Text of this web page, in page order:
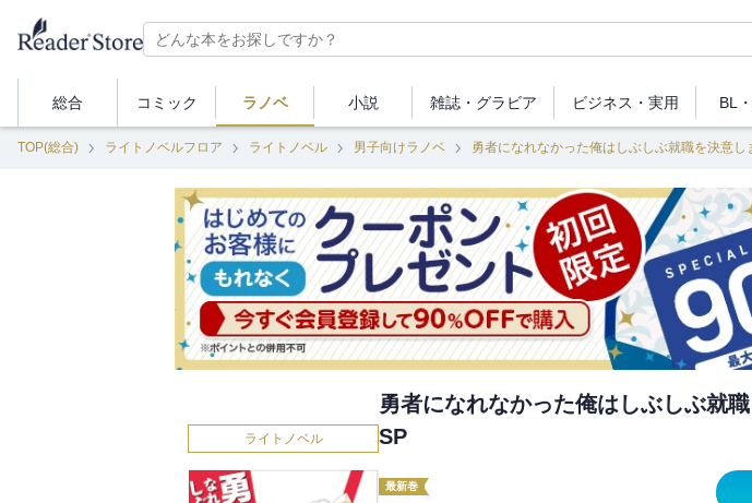
総合 コミック ラノベ 小説 雑誌・ グラビア ビジネス ・実用 BL
TOP(総合) ライトノベルフロア ライトノベル 男子向けラノベ 勇者になれなかった俺はしぶしぶ就職を決意し
ライトノベル
勇者になれなかった俺はしぶしぶ就職
SP
最新巻